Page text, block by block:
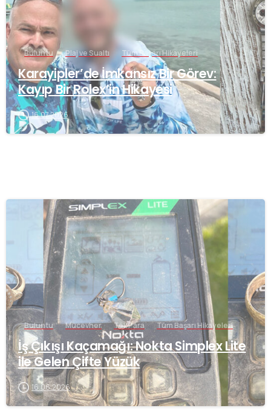
Buluntu Plaj ve Sualtı Tüm Başarı Hikayeleri
Karayipler’de İmkansız Bir Görev:
Kayıp Bir Rolex’in Hikayesi
16.07.2026
Buluntu Mücevher Tek Para Tüm Başarı Hikayeleri
İş Çıkışı Kaçamağı: Nokta Simplex Lite
ile Gelen Çifte Yüzük
16.06.2026